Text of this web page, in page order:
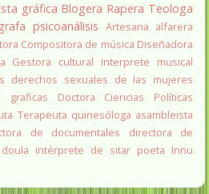
gráfica Blogera Rapera Teologa
psicoanálisis Artesana alfarera
Compositora de música Diseñadora
Gestora cultural
Interprete musical
derechos sexuales de las mujeres
graficas
Doctora Ciencias Políticas
Terapeuta quinesóloga asambleista
de documentales
directora de
doula intérprete de sitar poeta Innu